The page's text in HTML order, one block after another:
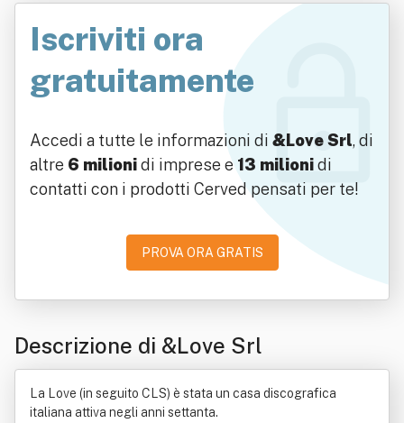
Iscriviti ora
gratuitamente
Accedi a tutte le informazioni di &Love Srl, di
altre 6 milionidi imprese e 13 milionidi
contatti con i prodotti Cerved pensati per te!
PROVA ORA GRATIS
Descrizione di &Love Srl
La Love (in seguito CLS) è stata un casa discografica
italiana attiva negli anni settanta.